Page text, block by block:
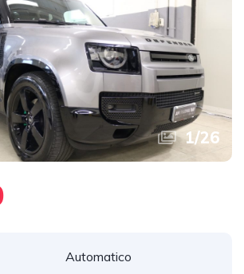
1/26
Automatico